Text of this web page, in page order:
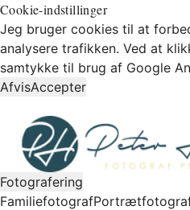
Cookie-indstillinger
Jeg bruger cookies til at
analysere trafikken. Ved at
samtykke til brug af Google
AfvisAccepter
Fotografering
Familiefotograf